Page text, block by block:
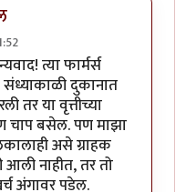
फर्मास. पण मग
त्या फार्मर्स
संध्याकाळी दुकानात
तर या वृत्तीच्या
चाप बसेल. पण माझा
असे ग्राहक
नाहीत, तर तो
अंगावर पडेल.